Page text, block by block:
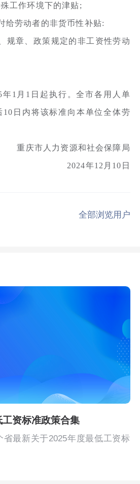
工作环境下的津贴;
给劳动者的非货币性补贴:
规章、政策规定的非工资性劳动
年1月1日起执行。全市各用人单
日内将该标准向本单位全体劳
重庆市人力资源和社会保障局
2024年12月10日
全部浏览用户
资标准政策合集
最新关于2025年度最低工资标